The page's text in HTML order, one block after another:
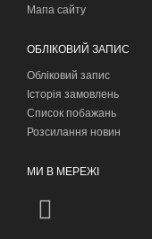
Мапа сайту
ОБЛІКОВИЙ ЗАПИС
Обліковий запис
Історія замовлень
Список побажань
Розсилання новин
МИ В МЕРЕЖІ